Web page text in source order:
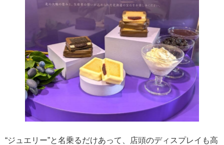
“ジュエリー”と名乗るだけあって、店頭のディスプレイも高